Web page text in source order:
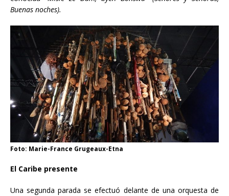
Buenas noches).
Foto: Marie-France Grugeaux-Etna
El Caribe presente
Una segunda parada se efectuó delante de una orquesta de